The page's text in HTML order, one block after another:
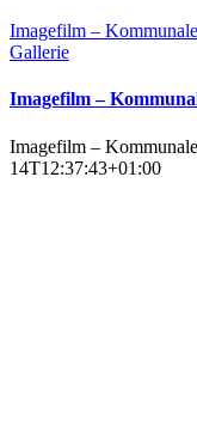
Imagefilm –
Gallerie
Imagefilm –
Imagefilm –
14T12:37:43+01:00